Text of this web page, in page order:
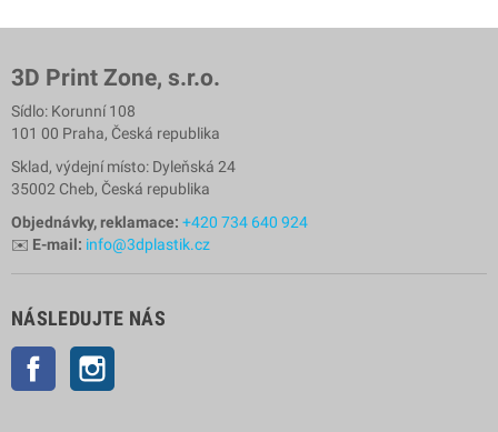
3D Print Zone, s.r.o.
Sídlo: Korunní 108
101 00 Praha, Česká republika
Sklad, výdejní místo: Dyleňská 24
35002 Cheb, Česká republika
Objednávky, reklamace: +420 734 640 924
✉️ E-mail: info@3dplastik.cz
NÁSLEDUJTE NÁS
Facebook